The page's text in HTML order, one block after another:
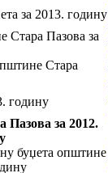
за 2013. годину
Стара Пазова за
Стара
годину
за 2012.
буџета општине